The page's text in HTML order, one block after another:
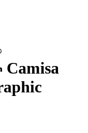
Camisa